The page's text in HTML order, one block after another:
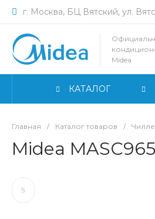
г. Москва, БЦ Вятский, ул.
Midea
КАТАЛОГ
Главная / Каталог товаров /
Midea